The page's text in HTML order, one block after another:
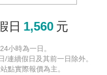
日 1,560 元
小時為一日。
連續假日及其前一日除外。
點實際報價為主。